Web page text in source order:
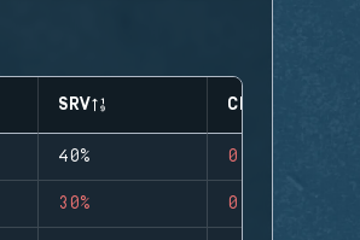
SRV CLUTCHES
40% 0
30% 0